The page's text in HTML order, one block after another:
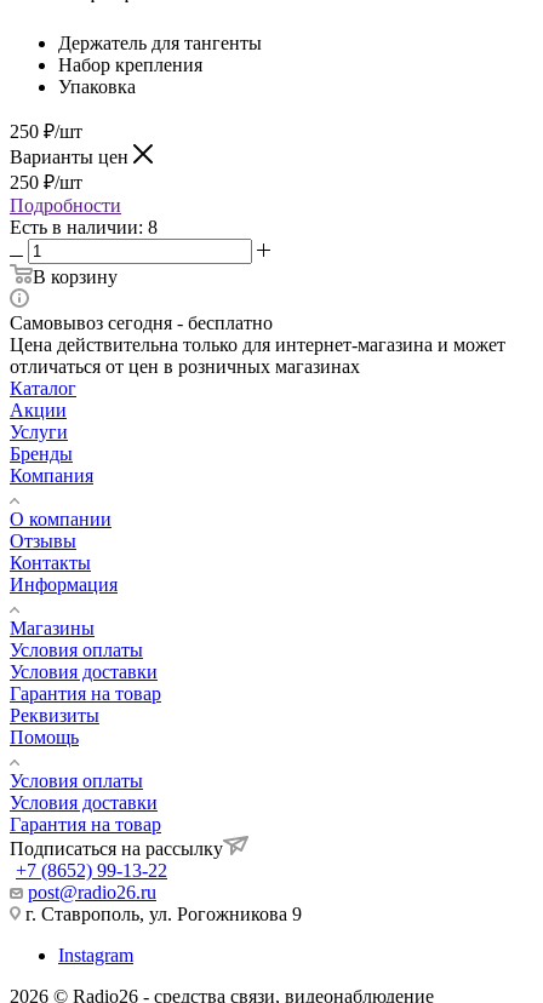
Держатель для тангенты
Набор крепления
Упаковка
250 ₽/шт
Варианты цен
250 ₽/шт
Подробности
Есть в наличии: 8
В корзину
Самовывоз сегодня - бесплатно
Цена действительна только для интернет-магазина и может
отличаться от цен в розничных магазинах
Каталог
Акции
Услуги
Бренды
Компания
О компании
Отзывы
Контакты
Информация
Магазины
Условия оплаты
Условия доставки
Гарантия на товар
Реквизиты
Помощь
Условия оплаты
Условия доставки
Гарантия на товар
Подписаться на рассылку
+7 (8652) 99-13-22
post@radio26.ru
г. Ставрополь, ул. Рогожникова 9
Instagram
2026 © Radio26 - средства связи, видеонаблюдение